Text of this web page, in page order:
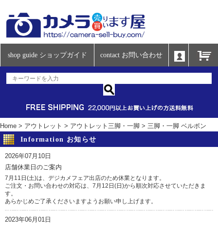
shop guide ショップガイド contact お問い合わせ
Home > アウトレット > アウトレット三脚・一脚 > 三脚・一脚 ベルボン
Information お知らせ
2026年07月10日
店舗休業日のご案内
7月11日(土)は、デジカメフェア出店のため休業となります。
ご注文・お問い合わせの対応は、7月12日(日)から順次対応させていただきま
す。
あらかじめご了承くださいますようお願い申し上げます。
2023年06月01日